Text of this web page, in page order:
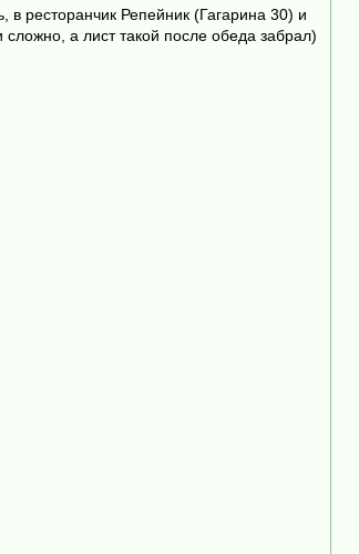
ресторанчик Репейник (Гагарина 30) и
а лист такой после обеда забрал)